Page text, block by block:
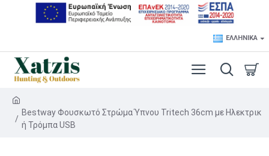
ΕΛΛΗΝΙΚΆ
Bestway Φουσκωτό Στρώμα Ύπνου Tritech 36cm με Ηλεκτρικ
ή Τρόμπα USB